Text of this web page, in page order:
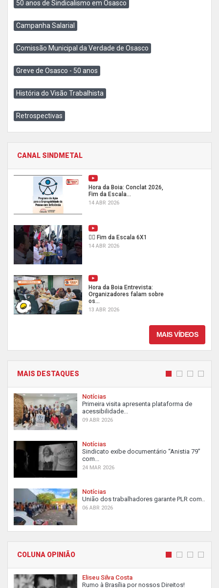
50 anos de Sindicalismo em Osasco
Campanha Salarial
Comissão Municipal da Verdade de Osasco
Greve de Osasco - 50 anos
História do Visão Trabalhista
Retrospectivas
CANAL SINDMETAL
Hora da Boia: Conclat 2026,
Fim da Escala...
14 ABR 2026
✊🏾 Fim da Escala 6X1
14 ABR 2026
Hora da Boia Entrevista:
Organizadores falam sobre
os...
13 ABR 2026
MAIS VÍDEOS
MAIS DESTAQUES
Notícias
Primeira visita apresenta plataforma de
acessibilidade...
09 ABR 2026
Notícias
Sindicato exibe documentário “Anistia 79”
com...
24 MAR 2026
Notícias
União dos trabalhadores garante PLR com...
06 ABR 2026
COLUNA OPINIÃO
Eliseu Silva Costa
Rumo à Brasília por nossos Direitos!